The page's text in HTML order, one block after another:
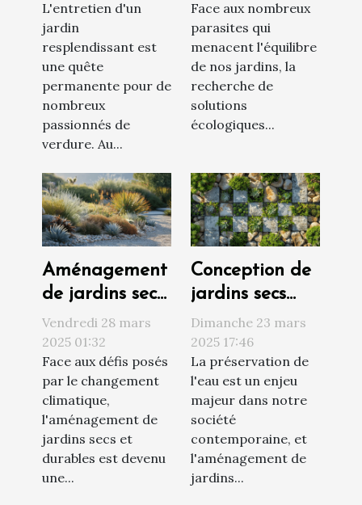
pour un jardin
toujours vert
L'entretien d'un
jardin
resplendissant est
une quête
permanente pour de
nombreux
passionnés de
verdure. Au...
parasites du
jardin
méthodes
naturelles et
efficaces
Face aux nombreux
parasites qui
menacent l'équilibre
de nos jardins, la
recherche de
solutions
écologiques...
Aménagement
de jardins secs
et durables
choix de
plantes et
techniques de
conservation
de l'eau
Vendredi 28 mars
2025 01:32
Face aux défis posés
par le changement
climatique,
l'aménagement de
jardins secs et
durables est devenu
une...
Conception de
jardins secs
économie
d'eau et
esthétique
moderne
Dimanche 23 mars
2025 17:46
La préservation de
l'eau est un enjeu
majeur dans notre
société
contemporaine, et
l'aménagement de
jardins...